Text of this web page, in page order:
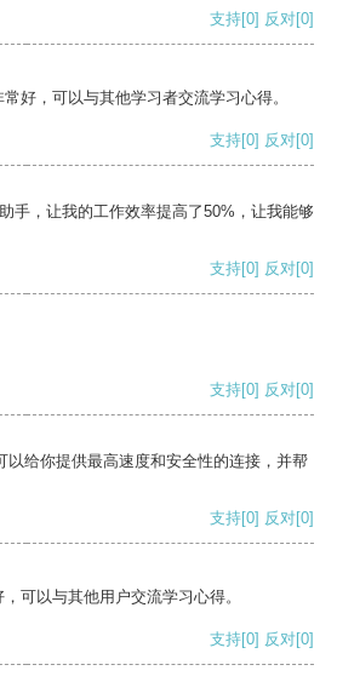
支持[0] 反对[0]
好，可以与其他学习者交流学习心得。
支持[0] 反对[0]
手，让我的工作效率提高了50%，让我能够
支持[0] 反对[0]
支持[0] 反对[0]
以给你提供最高速度和安全性的连接，并帮
支持[0] 反对[0]
可以与其他用户交流学习心得。
支持[0] 反对[0]